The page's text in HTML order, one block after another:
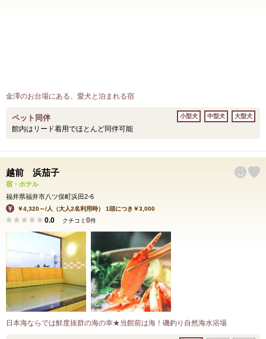
金澤のお台場にある、愛犬と泊まれる宿
ペット同伴
館内はリード着用でほとんど同伴可能
小型犬 中型犬 大型犬
越前 浜茄子
宿・ホテル
福井県福井市八ツ俣町浜田2-6
￥4,320～/人（大人2名利用時） 1頭につき￥3,000
0.0 クチコミ 0件
日本海ならでは鮮度抜群の海の幸★当館前は海！磯釣り自然海水浴場